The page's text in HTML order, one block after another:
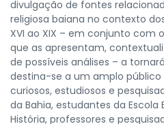
divulgação de fontes
religiosa baiana no contexto
XVI ao XIX – em conjunto com
que as apresentam,
de possíveis análises – a
destina-se a um amplo
curiosos, estudiosos e
da Bahia, estudantes da Escola
História, professores e